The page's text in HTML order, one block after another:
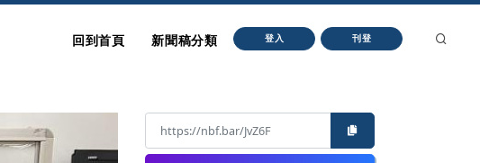
回到首頁 新聞稿分類 登入 刊登